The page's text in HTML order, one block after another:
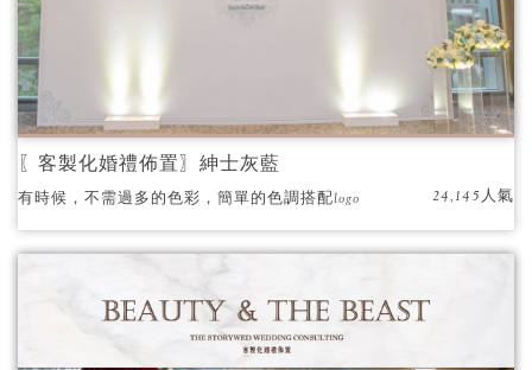
〖客製化婚禮佈置〗紳士灰藍
有時候，不需過多的色彩，簡單的色調搭配logo
設計，就能表達出婚禮的質感，更能讓拍照
時，更突顯主角的美麗。
24,145人氣